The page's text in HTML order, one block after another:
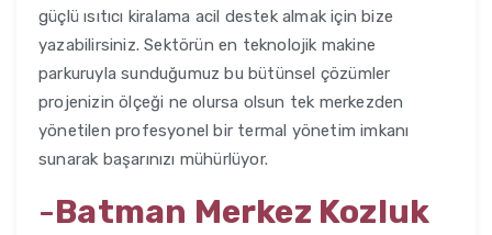
güçlü ısıtıcı kiralama acil destek almak için bize
yazabilirsiniz. Sektörün en teknolojik makine
parkuruyla sunduğumuz bu bütünsel çözümler
projenizin ölçeği ne olursa olsun tek merkezden
yönetilen profesyonel bir termal yönetim imkanı
sunarak başarınızı mühürlüyor.
-Batman Merkez Kozluk